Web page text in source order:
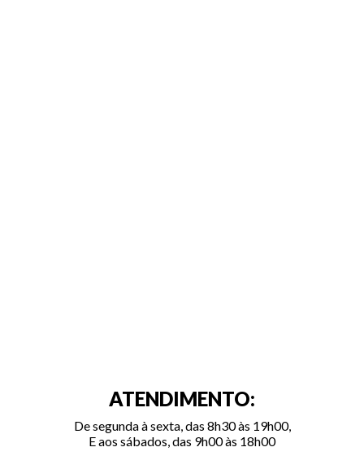
ATENDIMENTO:
De segunda à sexta, das 8h30 às 19h00,
E aos sábados, das 9h00 às 18h00